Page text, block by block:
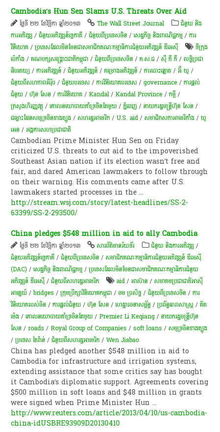
Cambodia’s Hun Sen Slams U.S. Threats Over Aid
ថ្ងៃទី ២២ ខែវិច្ឆិកា ឆ្នាំ២០១៣ The Wall Street Journal
ជំនួយ និង
ការអភិវឌ្ឍ /ជំនួយអភិវឌ្ឍន៍ទ្វេភាគី /ជំនួយពីប្រទេសចិន /សេដ្ឋកិច្ច និងពាណិជ្ជកម្ម /ការ
វិនិយោគ /ប្រទេសដែលមិនមែនជាសមាជិកគណៈកម្មាធិការជំនួយអភិវឌ្ឍន៍ ឌីអេស៊ី
ទីក្រុង
ប៉េកាំង /គណបក្សសង្គ្រោះជាតិកម្ពុជា /ជំនួយពីប្រទេសចិន /គ.ស.ជ /ស៊ី ភី ភី /លទ្ធិប្រជា
ធិបតេយ្យ /ការអភិវឌ្ឍន៍ /ជំនួយអភិវឌ្ឍន៍ /គម្រោងអភិវឌ្ឍន៍ /ការបោះឆ្នោត /អ៊ី យូ /
ជំនួយពីសហភាពអឺរ៉ុប /​ជំ​នួយបរទេស /ការវិនិយោគបរទេស /governance /ការ​ផ្តល់​
ជំនួយ​ /ហ៊ុន សែន /ការវិនិយោគ /Kandal /Kandal Province /កម្ចី​ /
ក្រសួងហិរញ្ញវត្ថុ /​គោល​នយោបាយ​គាំទ្រ​ចិនតែ​មួយ /ភ្នំពេញ /នាយករដ្ឋមន្ត្រីហ៊ុន សែន /
ជម្លោះដែនសមុទ្រ​ចិន​ខាងត្បូង​ /សហរដ្ឋអាមេរិក /U.S. aid /សមាជិក​សភា​អាមេរិកាំង /យូ
អេន /អង្គការសហប្រជាជាតិ
Cambodian Prime Minister Hun Sen on Friday
criticized U.S. threats to cut aid to the impoverished
Southeast Asian nation if its election wasn’t free and
fair, and dared American lawmakers to follow through
on their warning. His comments came after U.S.
lawmakers started processes in the...
http://stream.wsj.com/story/latest-headlines/SS-2-
63399/SS-2-293500/
China pledges $548 million in aid to ally Cambodia
ថ្ងៃទី ២២ ខែវិច្ឆិកា ឆ្នាំ២០១៣ សា​រព័ត៌មាន​រ៉យទ័រ​ ជំនួយ និងការអភិវឌ្ឍ /
ជំនួយអភិវឌ្ឍន៍ទ្វេភាគី /ជំនួយពីប្រទេសចិន /សមាជិកគណៈកម្មាធិការជំនួយអភិវឌ្ឍន៍ ឌីអេស៊ី
(DAC) /សេដ្ឋកិច្ច និងពាណិជ្ជកម្ម /ប្រទេសដែលមិនមែនជាសមាជិកគណៈកម្មាធិការជំនួយ
អភិវឌ្ឍន៍ ឌីអេស៊ី /ជំនួយពីសហរដ្ឋអាមេរិក aid /អាស៊ាន /សមាគមប្រជាជាតិអាស៊ី
អាគ្នេយ៍ /bridges /ក្រុម​ប្រឹក្សា​វិនិយោគ​កម្ពុជា​ /ចម ប្រសិទ្ធ/ជំនួយពីប្រទេសចិន /ការ
វិនិយោគរបស់ចិន /ការ​ផ្តល់​ជំនួយ​ /ហ៊ុន សែន /ហេដ្ឋារចនាសម្ព័ន្ធ /ប្រព័ន្ធធារាសាស្ត្រ /គិត
ម៉េង /​គោល​នយោបាយ​គាំទ្រ​ចិនតែ​មួយ /Premier Li Keqiang /នាយករដ្ឋមន្ត្រីហ៊ុន
សែន /roads /Royal Group of Companies /soft loans /សមុទ្រចិនខាងត្បូង
/ប្រទេស តៃវ៉ាន់ /ជំនួយពីសហរដ្ឋអាមេរិក /Wen Jiabao
China has pledged another $548 million in aid to
Cambodia for infrastructure and irrigation systems,
extending assistance that some critics say has bought
it Cambodia’s diplomatic support. Agreements covering
$500 million in soft loans and $48 million in grants
were signed when Prime Minister Hun...
http://www.reuters.com/article/2013/04/10/us-cambodia-
china-idUSBRE93909D20130410